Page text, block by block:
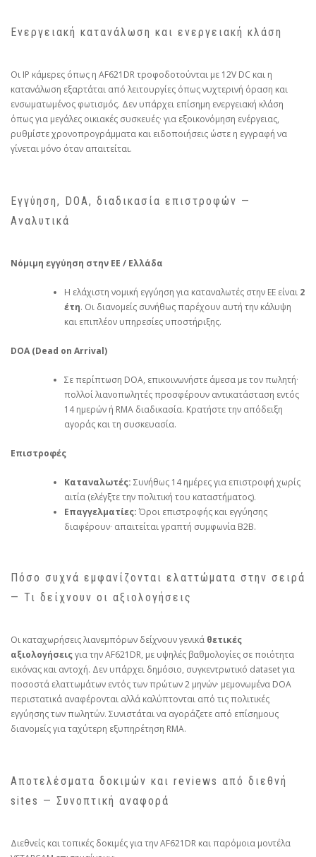
Ενεργειακή κατανάλωση και ενεργειακή κλάση
Οι IP κάμερες όπως η AF621DR τροφοδοτούνται με 12V DC και η
κατανάλωση εξαρτάται από λειτουργίες όπως νυχτερινή όραση και
ενσωματωμένος φωτισμός. Δεν υπάρχει επίσημη ενεργειακή κλάση
όπως για μεγάλες οικιακές συσκευές· για εξοικονόμηση ενέργειας,
ρυθμίστε χρονοπρογράμματα και ειδοποιήσεις ώστε η εγγραφή να
γίνεται μόνο όταν απαιτείται.
Εγγύηση, DOA, διαδικασία επιστροφών —
Αναλυτικά
Νόμιμη εγγύηση στην ΕΕ / Ελλάδα
Η ελάχιστη νομική εγγύηση για καταναλωτές στην ΕΕ είναι 2
έτη. Οι διανομείς συνήθως παρέχουν αυτή την κάλυψη
και επιπλέον υπηρεσίες υποστήριξης.
DOA (Dead on Arrival)
Σε περίπτωση DOA, επικοινωνήστε άμεσα με τον πωλητή·
πολλοί λιανοπωλητές προσφέρουν αντικατάσταση εντός
14 ημερών ή RMA διαδικασία. Κρατήστε την απόδειξη
αγοράς και τη συσκευασία.
Επιστροφές
Καταναλωτές: Συνήθως 14 ημέρες για επιστροφή χωρίς
αιτία (ελέγξτε την πολιτική του καταστήματος).
Επαγγελματίες:Όροι επιστροφής και εγγύησης
διαφέρουν· απαιτείται γραπτή συμφωνία B2B.
Πόσο συχνά εμφανίζονται ελαττώματα στην σειρά
— Τι δείχνουν οι αξιολογήσεις
Οι καταχωρήσεις λιανεμπόρων δείχνουν γενικά θετικές
αξιολογήσειςγια την AF621DR, με υψηλές βαθμολογίες σε ποιότητα
εικόνας και αντοχή. Δεν υπάρχει δημόσιο, συγκεντρωτικό dataset για
ποσοστά ελαττωμάτων εντός των πρώτων 2 μηνών· μεμονωμένα DOA
περιστατικά αναφέρονται αλλά καλύπτονται από τις πολιτικές
εγγύησης των πωλητών. Συνιστάται να αγοράζετε από επίσημους
διανομείς για ταχύτερη εξυπηρέτηση RMA.
Αποτελέσματα δοκιμών και reviews από διεθνή
sites — Συνοπτική αναφορά
Διεθνείς και τοπικές δοκιμές για την AF621DR και παρόμοια μοντέλα